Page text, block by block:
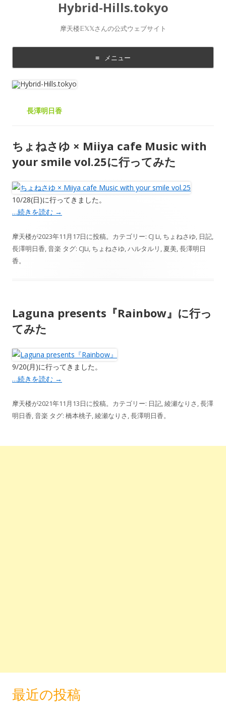
Hybrid-Hills.tokyo
摩天楼𝔼𝕏𝕏さんの公式ウェブサイト
メニュー
コ
ン
テ
長澤明日香
ちょねさゆ × Miiya cafe Music with
your smile vol.25に行ってみた
10/28(日)に行ってきました。
…続きを読む →
摩天楼が2023年11月17日に投稿。カテゴリー: CJ Li, ちょねさゆ, 日記,
長澤明日香,音楽 タグ: CJLi, ちょねさゆ,ハルタルリ , 夏美,長澤明日
香。
Laguna presents『Rainbow』に行っ
てみた
9/20(月)に行ってきました。
…続きを読む →
摩天楼が2021年11月13日に投稿。カテゴリー: 日記,綾瀬なりさ ,長澤
明日香,音楽 タグ: 橋本桃子,綾瀬なりさ ,長澤明日香。
最近の投稿